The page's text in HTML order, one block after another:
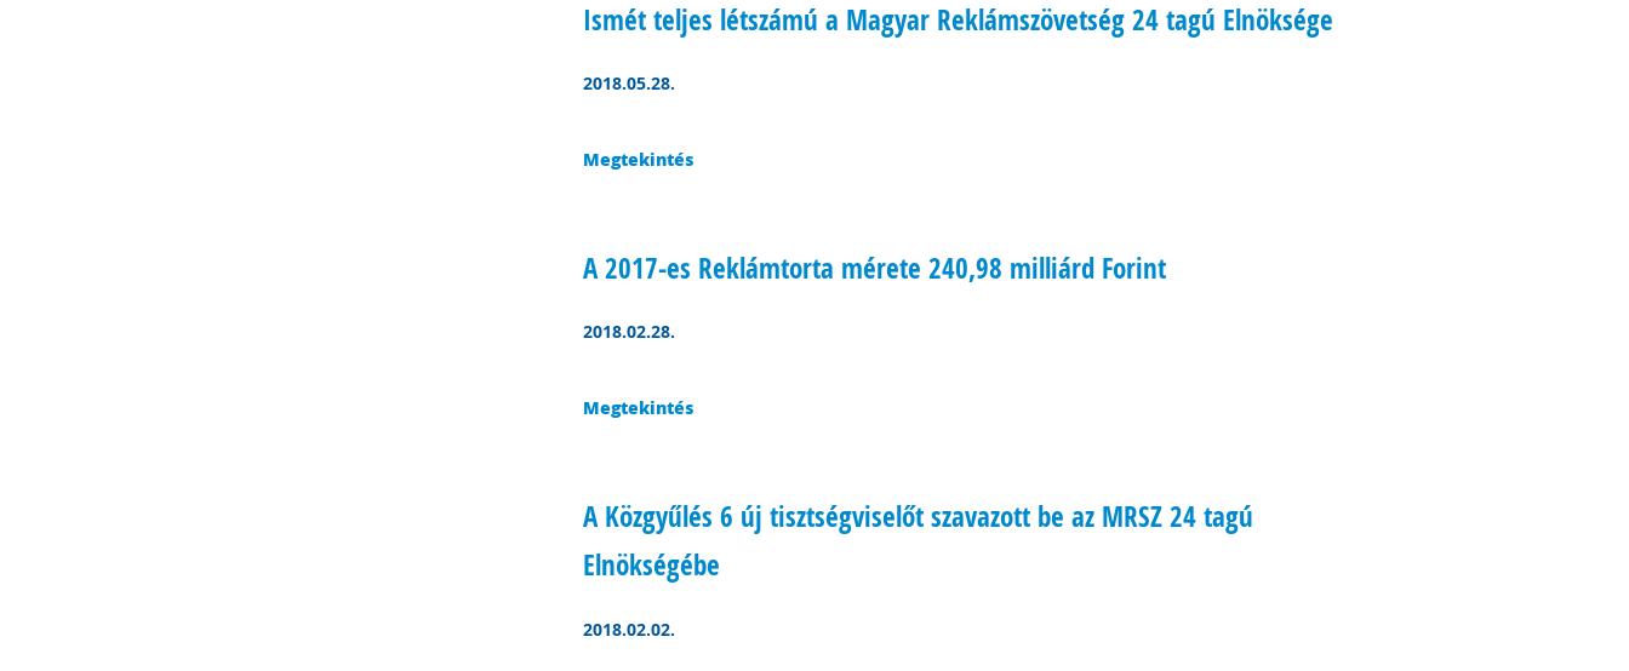
Ismét teljes létszámú a Magyar Reklámszövetség 24 tagú Elnöksége
2018.05.28.
Megtekintés
A 2017-es Reklámtorta mérete 240,98 milliárd Forint
2018.02.28.
Megtekintés
A Közgyűlés 6 új tisztségviselőt szavazott be az MRSZ 24 tagú
Elnökségébe
2018.02.02.